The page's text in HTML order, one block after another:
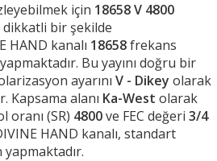
için 18658 V 4800
dikkatli bir şekilde
HAND kanalı 18658frekans
Bu yayını doğru bir
ayarını V - Dikey olarak
Kapsama alanı Ka-West olarak
oranı (SR) 4800ve FEC değeri 3/4
HAND kanalı, standart
yapmaktadır.